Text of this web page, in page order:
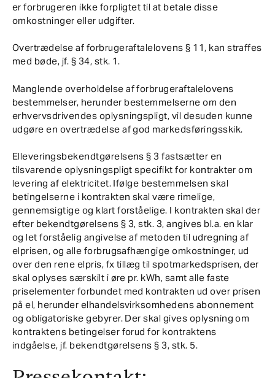
er forbrugeren ikke forpligtet til at betale disse
omkostninger eller udgifter.
Overtrædelse af forbrugeraftalelovens § 11, kan straffes
med bøde, jf. § 34, stk. 1.
Manglende overholdelse af forbrugeraftalelovens
bestemmelser, herunder bestemmelserne om den
erhvervsdrivendes oplysningspligt, vil desuden kunne
udgøre en overtrædelse af god markedsføringsskik.
Elleveringsbekendtgørelsens § 3 fastsætter en
tilsvarende oplysningspligt specifikt for kontrakter om
levering af elektricitet. Ifølge bestemmelsen skal
betingelserne i kontrakten skal være rimelige,
gennemsigtige og klart forståelige. I kontrakten skal der
efter bekendtgørelsens § 3, stk. 3, angives bl.a. en klar
og let forståelig angivelse af metoden til udregning af
elprisen, og alle forbrugsafhængige omkostninger, ud
over den rene elpris, fx tillæg til spotmarkedsprisen, der
skal oplyses særskilt i øre pr. kWh, samt alle faste
priselementer forbundet med kontrakten ud over prisen
på el, herunder elhandelsvirksomhedens abonnement
og obligatoriske gebyrer. Der skal gives oplysning om
kontraktens betingelser forud for kontraktens
indgåelse, jf. bekendtgørelsens § 3, stk. 5.